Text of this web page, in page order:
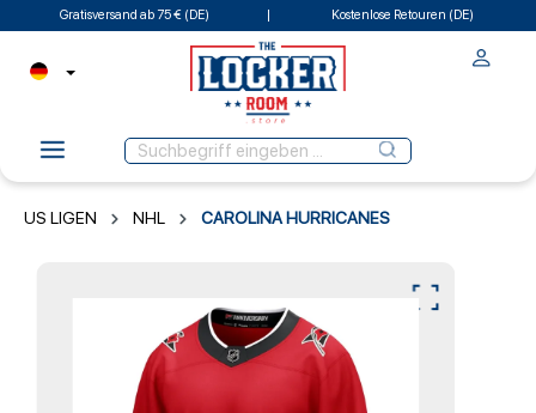
Gratisversand ab 75 € (DE) Kostenlose Retouren (DE)
US LIGEN NHL CAROLINA HURRICANES